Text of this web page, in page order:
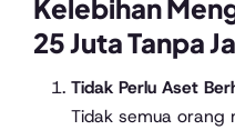
Kelebihan
25 Juta Tanpa
Tidak Perlu Aset
Tidak semua orang